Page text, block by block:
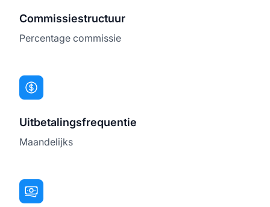
Commissiestructuur
Percentage commissie
Uitbetalingsfrequentie
Maandelijks